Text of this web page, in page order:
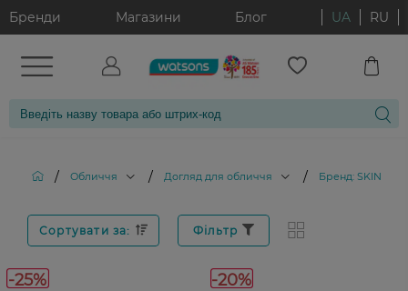
Бренди Магазини Блог UA RU
/ Обличчя / Догляд для обличчя / Бренд: SKIN
Сортувати за: Фільтр
-25% -20%